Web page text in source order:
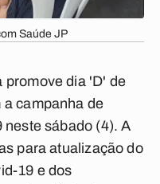
Saúde JP
promove dia 'D' de
campanha de
sábado (4). A
para atualização do
19 e dos